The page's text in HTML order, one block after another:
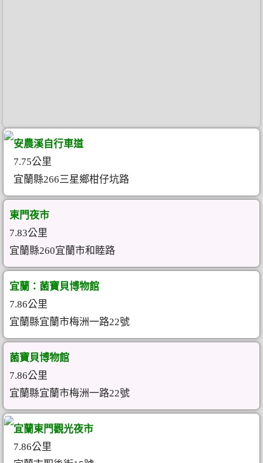
安農溪自行車道
7.75公里
宜蘭縣266三星鄉柑仔坑路
東門夜市
7.83公里
宜蘭縣260宜蘭市和睦路
宜蘭：菌寶貝博物館
7.86公里
宜蘭縣宜蘭市梅洲一路22號
菌寶貝博物館
7.86公里
宜蘭縣宜蘭市梅洲一路22號
宜蘭東門觀光夜市
7.86公里